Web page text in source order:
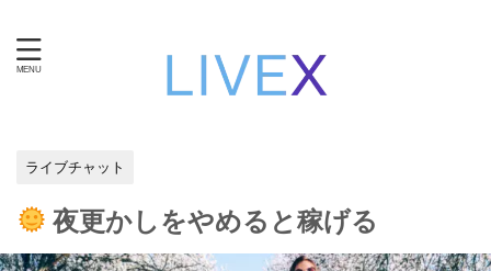
ライブチャット
夜更かしをやめると稼げる